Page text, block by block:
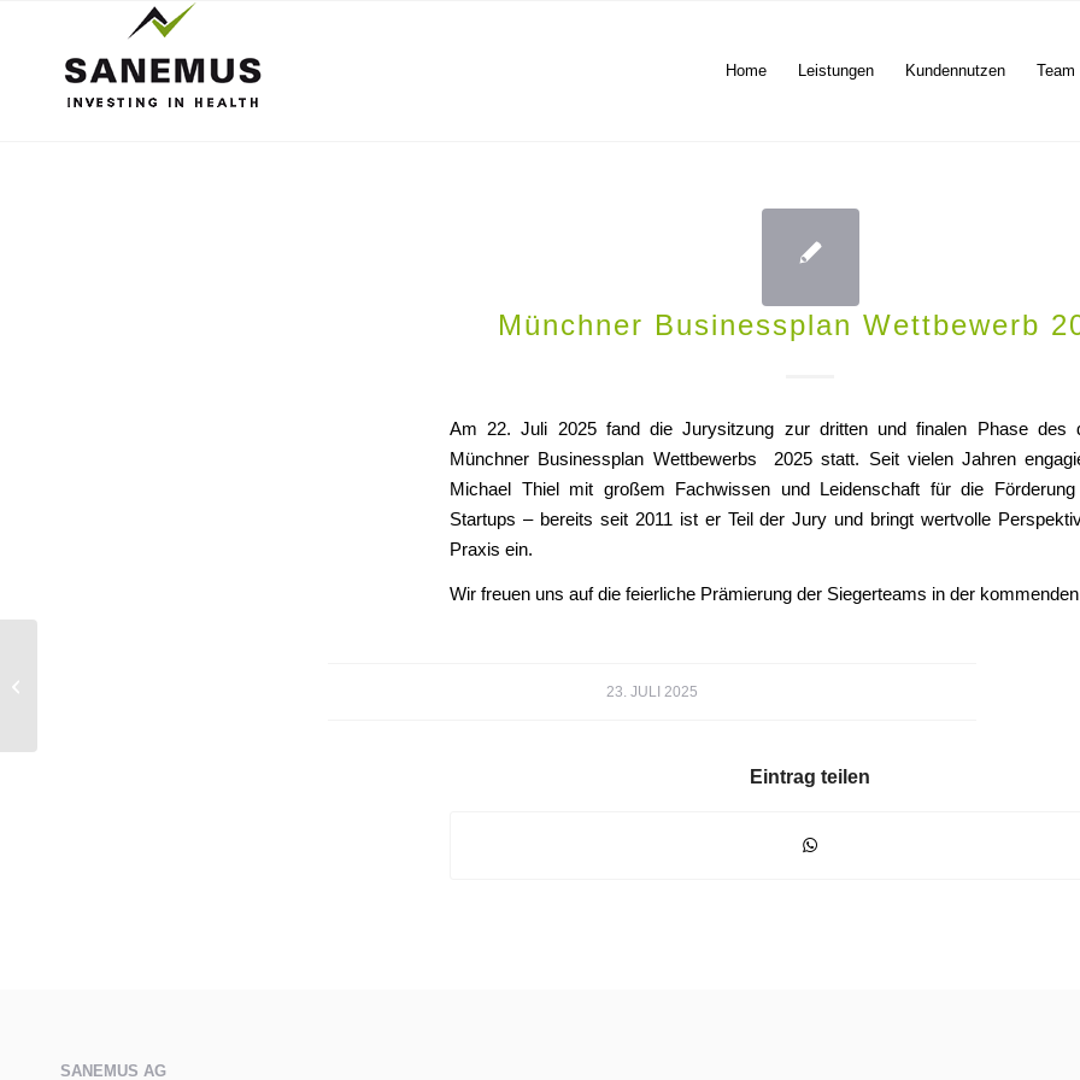
Home Leistungen Kundennutzen Team
Münchner Businessplan Wettbewerb
Am 22. Juli 2025 fand die Jurysitzung zur dritten und finalen Phase des
Münchner Businessplan Wettbewerbs 2025 statt. Seit vielen Jahren
Michael Thielmit großem Fachwissen und Leidenschaft für die Förderung
Startups – bereits seit 2011 ist er Teil der Jury und bringt wertvolle
Praxis ein.
Wir freuen uns auf die feierliche Prämierung der Siegerteams in der
23. JULI 2025
Eintrag teilen
SANEMUS AG